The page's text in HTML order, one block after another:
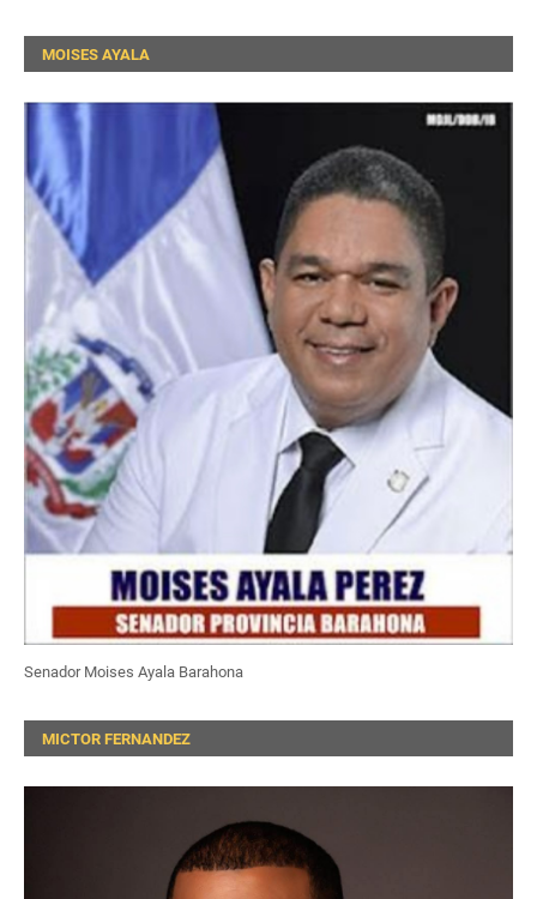
MOISES AYALA
Senador Moises Ayala Barahona
MICTOR FERNANDEZ